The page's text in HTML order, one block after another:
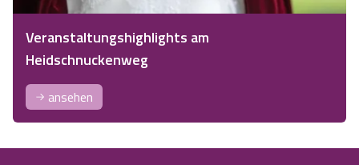
Veranstaltungshighlights am
Heidschnuckenweg
ansehen